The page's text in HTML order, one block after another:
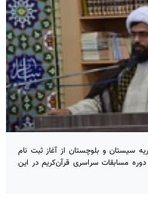
سیستان و بلوچستان از آغاز ثبت نام
مسابقات سراسری قرآن‌کریم در این